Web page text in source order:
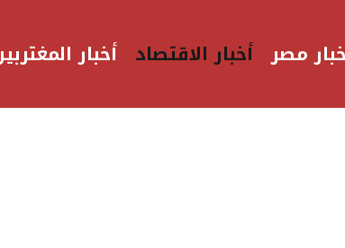
مصر أخبار الاقتصاد أخبار